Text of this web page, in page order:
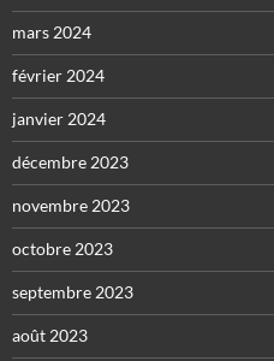
mars 2024
février 2024
janvier 2024
décembre 2023
novembre 2023
octobre 2023
septembre 2023
août 2023